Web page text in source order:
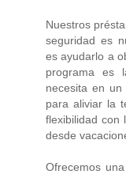
Nuestros
seguridad es
es ayudarlo a
programa es
necesita en
para aliviar la
flexibilidad con
desde
Ofrecemos